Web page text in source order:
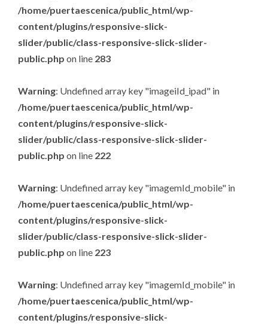
/home/puertaescenica/public_html/wp-
content/plugins/responsive-slick-
slider/public/class-responsive-slick-slider-
public.php on line 283
Warning: Undefined array key "imageiId_ipad" in
/home/puertaescenica/public_html/wp-
content/plugins/responsive-slick-
slider/public/class-responsive-slick-slider-
public.php on line 222
Warning: Undefined array key "imagemId_mobile" in
/home/puertaescenica/public_html/wp-
content/plugins/responsive-slick-
slider/public/class-responsive-slick-slider-
public.php on line 223
Warning: Undefined array key "imagemId_mobile" in
/home/puertaescenica/public_html/wp-
content/plugins/responsive-slick-